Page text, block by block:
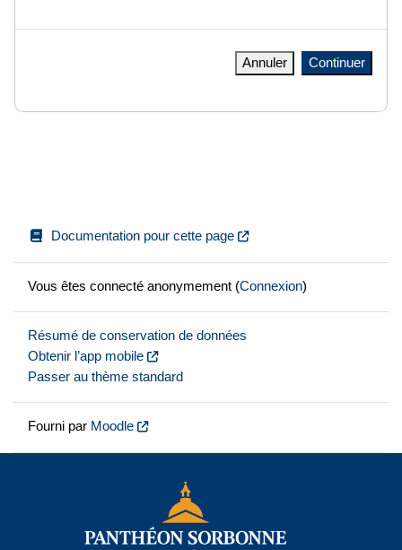
Annuler Continuer
Documentation pour cette page
Vous êtes connecté anonymement (Connexion)
Résumé de conservation de données
Obtenir l’app mobile
Passer au thème standard
Fourni par Moodle